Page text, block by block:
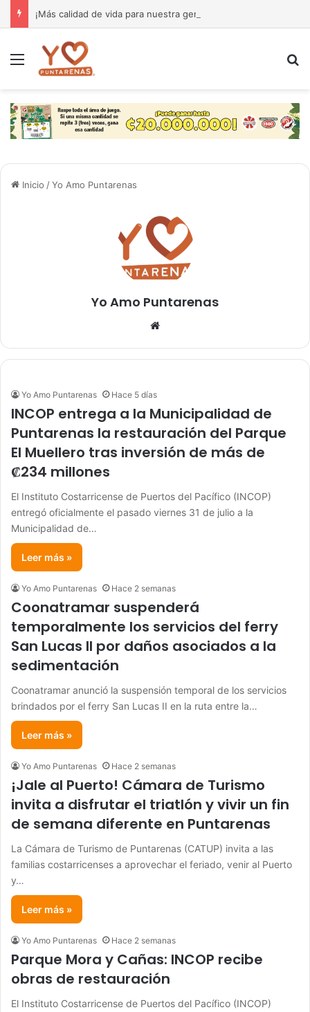
Menú
Inicio /Yo Amo Puntarenas
Yo Amo Puntarenas
Yo Amo Puntarenas Hace 5 días
INCOP entrega a la Municipalidad de
Puntarenas la restauración del Parque
El Muellero tras inversión de más de
₡234 millones
El Instituto Costarricense de Puertos del Pacífico (INCOP)
entregó oficialmente el pasado viernes 31 de julio a la
Municipalidad de…
Leer más »
Yo Amo Puntarenas Hace 2 semanas
Coonatramar suspenderá
temporalmente los servicios del ferry
San Lucas II por daños asociados a la
sedimentación
Coonatramar anunció la suspensión temporal de los servicios
brindados por el ferry San Lucas II en la ruta entre la…
Leer más »
Yo Amo Puntarenas Hace 2 semanas
¡Jale al Puerto! Cámara de Turismo
invita a disfrutar el triatlón y vivir un fin
de semana diferente en Puntarenas
La Cámara de Turismo de Puntarenas (CATUP) invita a las
familias costarricenses a aprovechar el feriado, venir al Puerto
y…
Leer más »
Yo Amo Puntarenas Hace 2 semanas
Parque Mora y Cañas: INCOP recibe
obras de restauración
El Instituto Costarricense de Puertos del Pacífico (INCOP)